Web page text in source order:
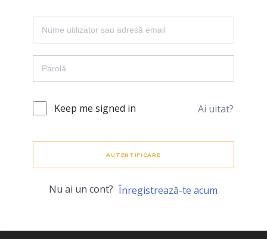
Keep me signed in Ai uitat?
AUTENTIFICARE
Nu ai un cont? Înregistrează-te acum